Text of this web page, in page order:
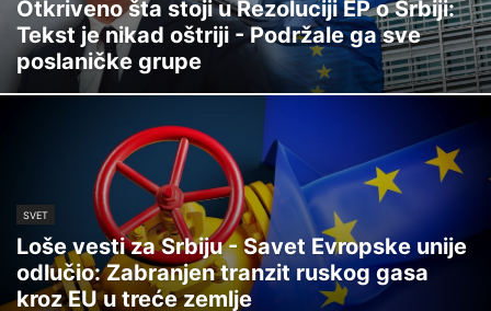
Otkriveno šta stoji u Rezoluciji EP o Srbiji:
Tekst je nikad oštriji - Podržale ga sve
poslaničke grupe
SVET
Loše vesti za Srbiju - Savet Evropske unije
odlučio: Zabranjen tranzit ruskog gasa
kroz EU u treće zemlje